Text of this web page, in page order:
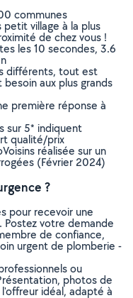
communes
petit village à la plus
de chez vous !
les 10 secondes, 3.6
différents, tout est
aux plus grands
première réponse à
sur 5* indiquent
qualité/prix
réalisée sur un
(Février 2024)
?
pour recevoir une
votre demande
de confiance,
urgent de plomberie -
ou
photos de
idéal, adapté à